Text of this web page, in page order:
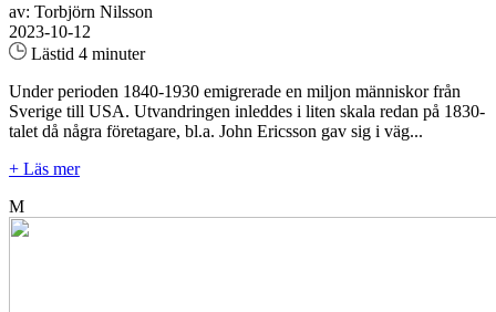
av: Torbjörn Nilsson
2023-10-12
Lästid 4 minuter
Under perioden 1840-1930 emigrerade en miljon människor från
Sverige till USA. Utvandringen inleddes i liten skala redan på 1830-
talet då några företagare, bl.a. John Ericsson gav sig i väg...
+ Läs mer
M